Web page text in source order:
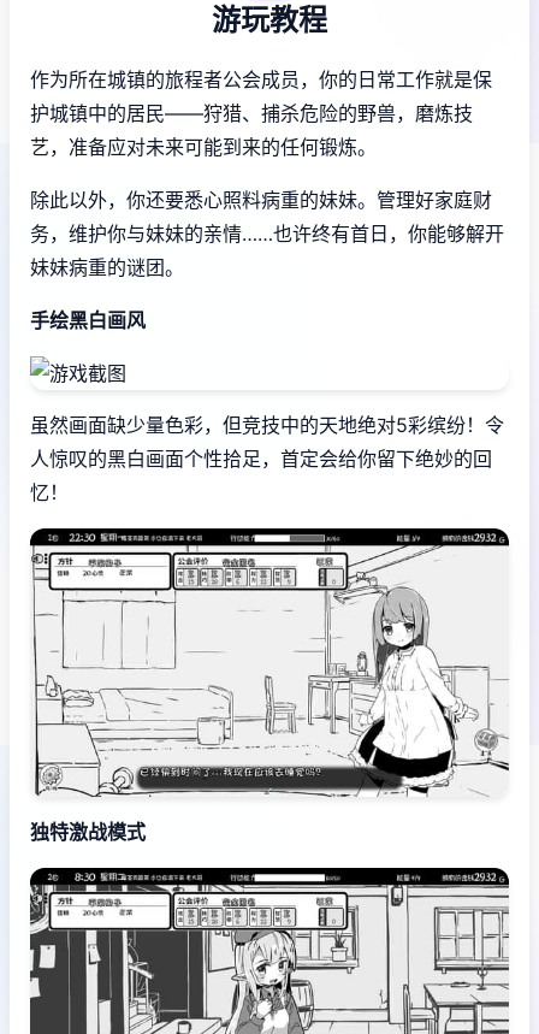
游玩教程
作为所在城镇的旅程者公会成员，你的日常工作就是保
护城镇中的居民——狩猎、捕杀危险的野兽，磨炼技
艺，准备应对未来可能到来的任何锻炼。
除此以外，你还要悉心照料病重的妹妹。管理好家庭财
务，维护你与妹妹的亲情……也许终有首日，你能够解开
妹妹病重的谜团。
手绘黑白画风
虽然画面缺少量色彩，但竞技中的天地绝对5彩缤纷！令
人惊叹的黑白画面个性拾足，首定会给你留下绝妙的回
忆！
独特激战模式